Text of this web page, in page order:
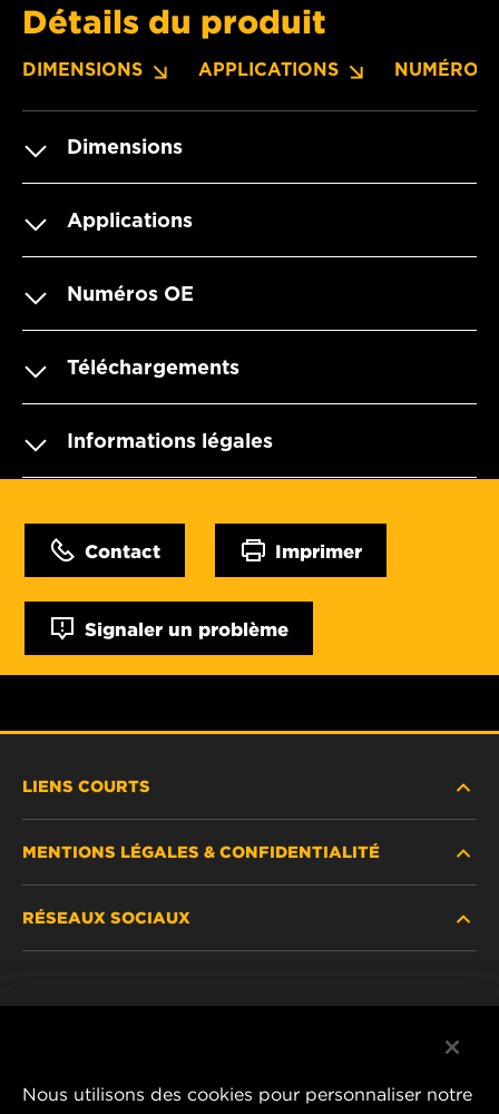
Détails du produit
DIMENSIONS APPLICATIONS NUMÉROS
Dimensions
Applications
Numéros OE
Téléchargements
Informations légales
Contact Imprimer
Signaler un problème
LIENS COURTS
OÙ ACHETER
MENTIONS LÉGALES & CONFIDENTIALITÉ
RÉSEAUX SOCIAUX
Nous utilisons des cookies pour personnaliser notre